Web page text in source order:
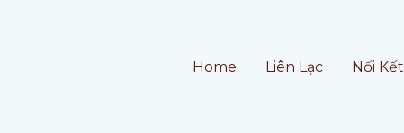
Home
Liên Lạc Nối Kết